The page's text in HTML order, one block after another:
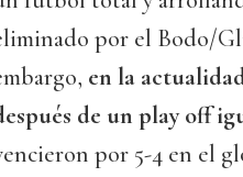
por el Bodo/
en la
de un play off
por 5-4 en el